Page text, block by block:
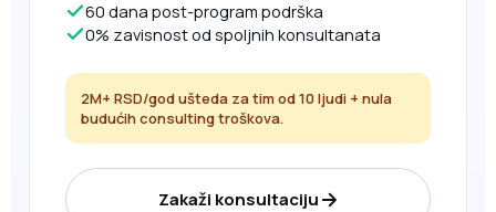
60 dana post-program podrška
0% zavisnost od spoljnih konsultanata
2M+ RSD/god ušteda za tim od 10 ljudi + nula
budućih consulting troškova.
Zakaži konsultaciju